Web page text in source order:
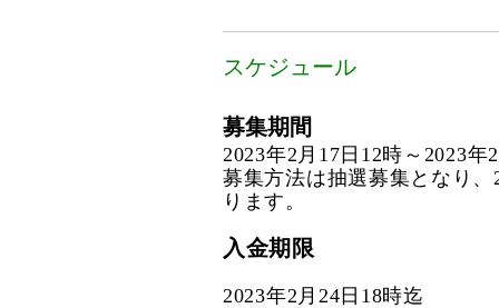
スケジュール
募集期間
2023年2月17日12時～2023年
募集方法は抽選募集となり
ります。
入金期限
2023年2月24日18時迄